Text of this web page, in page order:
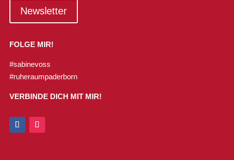
Newsletter
FOLGE MIR!
#sabinevoss
#ruheraumpaderborn
VERBINDE DICH MIT MIR!